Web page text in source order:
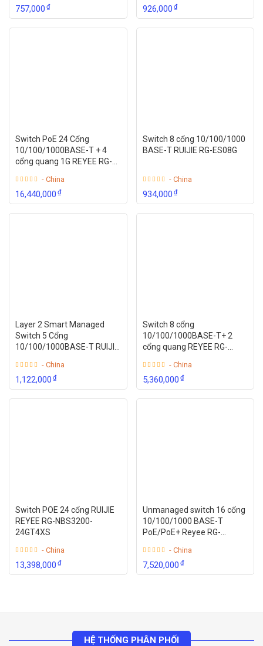
757,000₫ 926,000₫
Switch PoE 24 Cổng
10/100/1000BASE-T + 4
cổng quang 1G REYEE RG-
- China
16,440,000₫
Switch 8 cổng 10/100/1000
BASE-T RUIJIE RG-ES08G
- China
934,000₫
Layer 2 Smart Managed
Switch 5 Cổng
10/100/1000BASE-T RUIJIE
- China
1,122,000₫
Switch 8 cổng
10/100/1000BASE-T+ 2
cổng quang REYEE RG-
- China
5,360,000₫
Switch POE 24 cổng RUIJIE
REYEE RG-NBS3200-
24GT4XS
- China
13,398,000₫
Unmanaged switch 16 cổng
10/100/1000 BASE-T
PoE/PoE+ Reyee RG-
- China
7,520,000₫
HỆ THỐNG PHÂN PHỐI